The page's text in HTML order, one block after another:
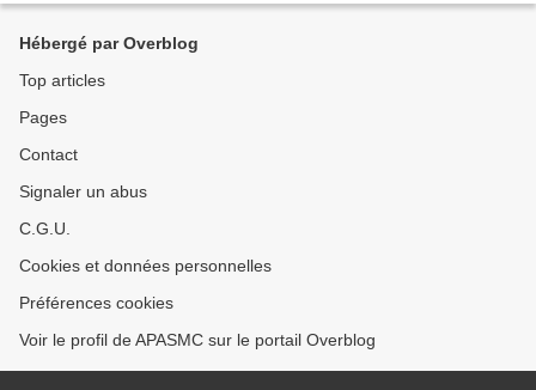
Hébergé par Overblog
Top articles
Pages
Contact
Signaler un abus
C.G.U.
Cookies et données personnelles
Préférences cookies
Voir le profil de APASMC sur le portail Overblog